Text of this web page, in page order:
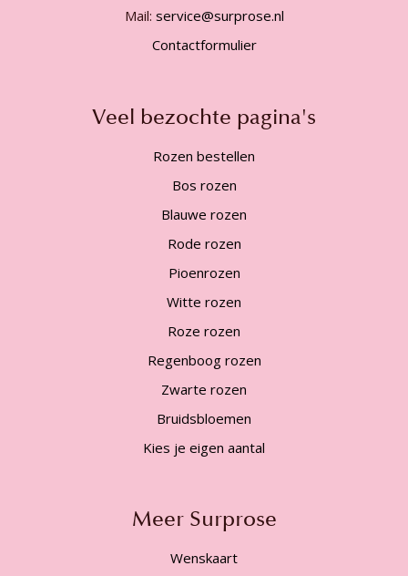
Mail: service@surprose.nl
Contactformulier
Veel bezochte pagina's
Rozen bestellen
Bos rozen
Blauwe rozen
Rode rozen
Pioenrozen
Witte rozen
Roze rozen
Regenboog rozen
Zwarte rozen
Bruidsbloemen
Kies je eigen aantal
Meer Surprose
Wenskaart